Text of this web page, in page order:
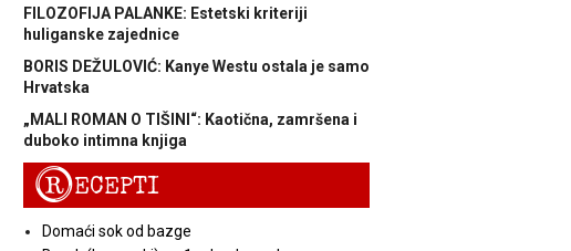
FILOZOFIJA PALANKE: Estetski kriteriji
huliganske zajednice
BORIS DEŽULOVIĆ: Kanye Westu ostala je samo
Hrvatska
„MALI ROMAN O TIŠINI“: Kaotična, zamršena i
duboko intimna knjiga
RECEPTI
Domaći sok od bazge